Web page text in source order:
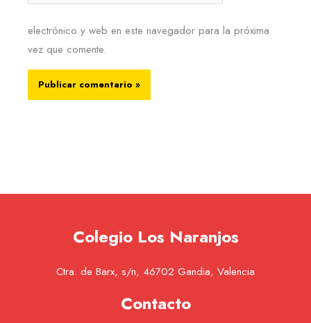
electrónico y web en este navegador para la próxima
vez que comente.
Colegio Los Naranjos
Ctra. de Barx, s/n, 46702 Gandia, Valencia
Contacto